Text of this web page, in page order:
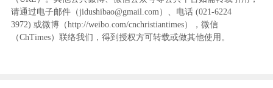
请通过电子邮件（jidushibao@gmail.com）、电话 (021-6224
3972) ‬或微博（http://weibo.com/cnchristiantimes），微信
（ChTimes）联络我们，得到授权方可转载或做其他使用。